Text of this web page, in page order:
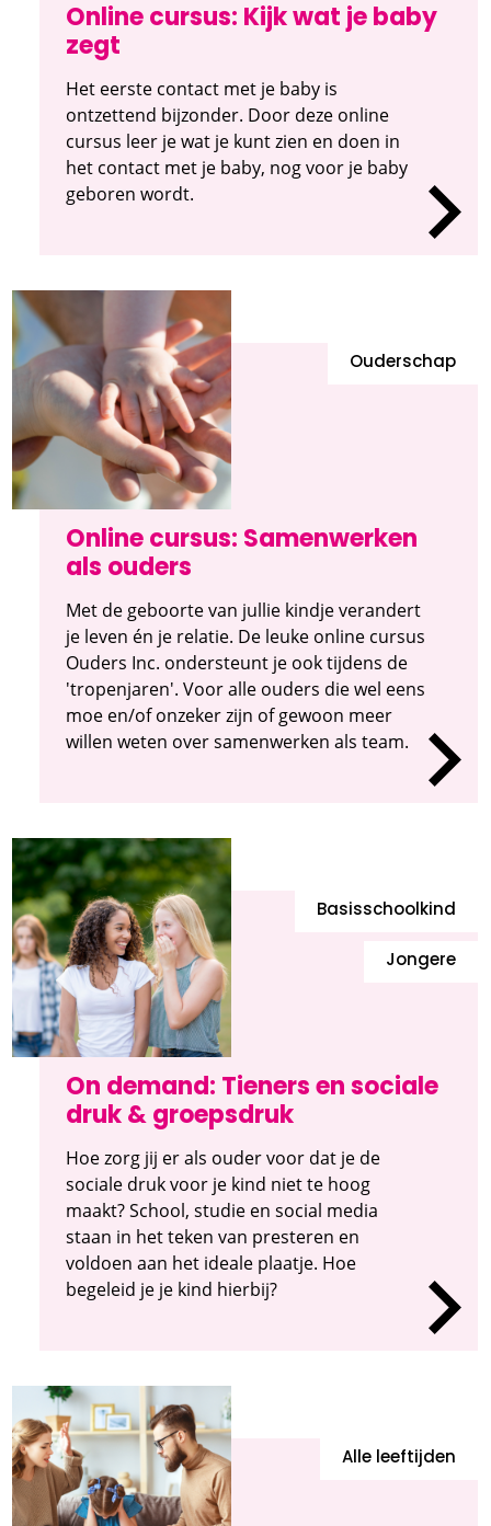
Online cursus: Kijk wat je baby
zegt
Het eerste contact met je baby is
ontzettend bijzonder. Door deze online
cursus leer je wat je kunt zien en doen in
het contact met je baby, nog voor je baby
geboren wordt.
Online cursus: Samenwerken
als ouders
Ouderschap
Met de geboorte van jullie kindje verandert
je leven én je relatie. De leuke online cursus
Ouders Inc. ondersteunt je ook tijdens de
'tropenjaren'. Voor alle ouders die wel eens
moe en/of onzeker zijn of gewoon meer
willen weten over samenwerken als team.
On demand: Tieners en sociale
druk & groepsdruk
Basisschoolkind
Jongere
Hoe zorg jij er als ouder voor dat je de
sociale druk voor je kind niet te hoog
maakt? School, studie en social media
staan in het teken van presteren en
voldoen aan het ideale plaatje. Hoe
begeleid je je kind hierbij?
Alle leeftijden